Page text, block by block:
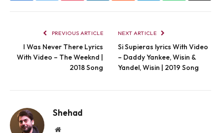
PREVIOUS ARTICLE
I Was Never There Lyrics
With Video – The Weeknd |
2018 Song
NEXT ARTICLE
Si Supieras lyrics With Video
– Daddy Yankee, Wisin &
Yandel, Wisin | 2019 Song
Shehad
Website